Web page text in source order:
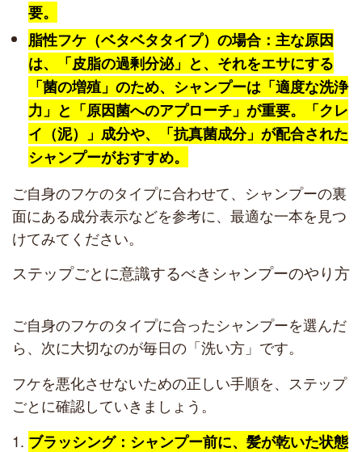
要。
脂性フケ（ベタベタタイプ）の場合：主な原因
は、「皮脂の過剰分泌」と、それをエサにする
「菌の増殖」のため、シャンプーは「適度な洗浄
力」と「原因菌へのアプローチ」が重要。「クレ
イ（泥）」成分や、「抗真菌成分」が配合された
シャンプーがおすすめ。
ご自身のフケのタイプに合わせて、シャンプーの裏
面にある成分表示などを参考に、最適な一本を見つ
けてみてください。
ステップごとに意識するべきシャンプーのやり方
ご自身のフケのタイプに合ったシャンプーを選んだ
ら、次に大切なのが毎日の「洗い方」です。
フケを悪化させないための正しい手順を、ステップ
ごとに確認していきましょう。
ブラッシング：シャンプー前に、髪が乾いた状態